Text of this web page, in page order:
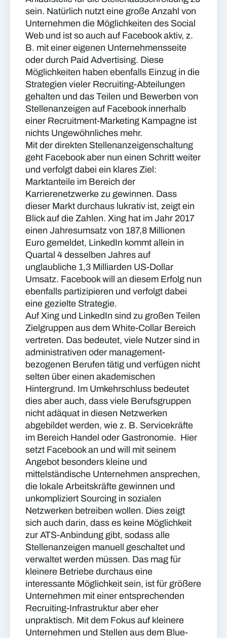
sein. Natürlich nutzt eine große Anzahl von
Unternehmen die Möglichkeiten des Social
Web und ist so auch auf Facebook aktiv, z.
B. mit einer eigenen Unternehmensseite
oder durch Paid Advertising. Diese
Möglichkeiten haben ebenfalls Einzug in die
Strategien vieler Recruiting-Abteilungen
gehalten und das Teilen und Bewerben von
Stellenanzeigen auf Facebook innerhalb
einer Recruitment-Marketing Kampagne ist
nichts Ungewöhnliches mehr.
Mit der direkten Stellenanzeigenschaltung
geht Facebook aber nun einen Schritt weiter
und verfolgt dabei ein klares Ziel:
Marktanteile im Bereich der
Karrierenetzwerke zu gewinnen. Dass
dieser Markt durchaus lukrativ ist, zeigt ein
Blick auf die Zahlen. Xing hat im Jahr 2017
einen Jahresumsatz von 187,8 Millionen
Euro gemeldet, LinkedIn kommt allein in
Quartal 4 desselben Jahres auf
unglaubliche 1,3 Milliarden US-Dollar
Umsatz. Facebook will an diesem Erfolg nun
ebenfalls partizipieren und verfolgt dabei
eine gezielte Strategie.
Auf Xing und LinkedIn sind zu großen Teilen
Zielgruppen aus dem White-Collar Bereich
vertreten. Das bedeutet, viele Nutzer sind in
administrativen oder management-
bezogenen Berufen tätig und verfügen nicht
selten über einen akademischen
Hintergrund. Im Umkehrschluss bedeutet
dies aber auch, dass viele Berufsgruppen
nicht adäquat in diesen Netzwerken
abgebildet werden, wie z. B. Servicekräfte
im Bereich Handel oder Gastronomie. Hier
setzt Facebook an und will mit seinem
Angebot besonders kleine und
mittelständische Unternehmen ansprechen,
die lokale Arbeitskräfte gewinnen und
unkompliziert Sourcing in sozialen
Netzwerken betreiben wollen. Dies zeigt
sich auch darin, dass es keine Möglichkeit
zur ATS-Anbindung gibt, sodass alle
Stellenanzeigen manuell geschaltet und
verwaltet werden müssen. Das mag für
kleinere Betriebe durchaus eine
interessante Möglichkeit sein, ist für größere
Unternehmen mit einer entsprechenden
Recruiting-Infrastruktur aber eher
unpraktisch. Mit dem Fokus auf kleinere
Unternehmen und Stellen aus dem Blue-